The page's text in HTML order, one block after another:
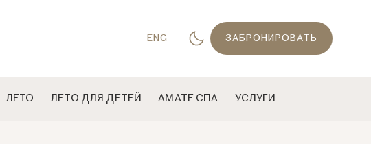
ENG ЗАБРОНИРОВАТЬ
ЛЕТО ЛЕТО ДЛЯ ДЕТЕЙ AМАТЕ СПА УСЛУГИ